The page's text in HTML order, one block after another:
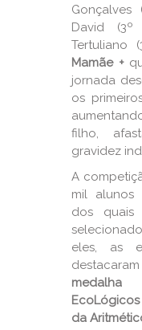
Gonçalves
David
Tertuliano
Mamãe +
jornada
os
filho,
gravidez
A
mil alunos
dos
eles, as
EcoLógicos
da